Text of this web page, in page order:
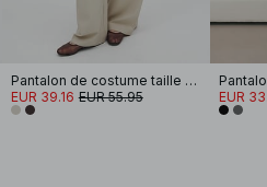
Pantalon de costume taille moyenne
EUR 39.16 EUR 55.95 EUR